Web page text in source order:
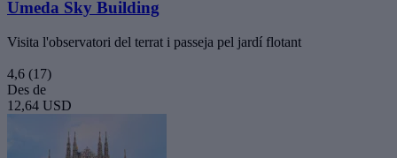
Umeda Sky Building
Visita l'observatori del terrat i passeja pel jardí flotant
4,6 (17)
Des de
12,64 USD